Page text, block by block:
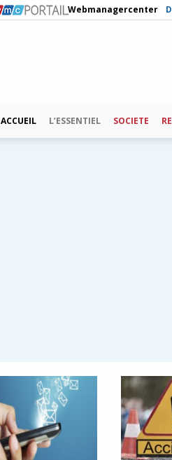
Webmanagercenter
ACCUEIL L’ESSENTIEL SOCIETE